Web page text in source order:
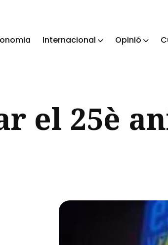
Internacional Opinió
el 25è